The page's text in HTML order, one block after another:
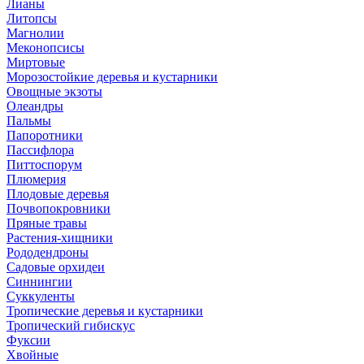
Лианы
Литопсы
Магнолии
Меконопсисы
Миртовые
Морозостойкие деревья и кустарники
Овощные экзоты
Олеандры
Пальмы
Папоротники
Пассифлора
Питтоспорум
Плюмерия
Плодовые деревья
Почвопокровники
Пряные травы
Растения-хищники
Рододендроны
Садовые орхидеи
Синнингии
Суккуленты
Тропические деревья и кустарники
Тропический гибискус
Фуксии
Хвойные